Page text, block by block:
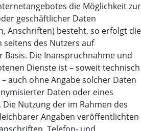
die Möglichkeit zur
geschäftlicher Daten
Anschriften) besteht, so erfolgt die
seitens des Nutzers auf
Die Inanspruchnahme und
Dienste ist – soweit technisch
auch ohne Angabe solcher Daten
Daten oder eines
Nutzung der im Rahmen des
Angaben veröffentlichten